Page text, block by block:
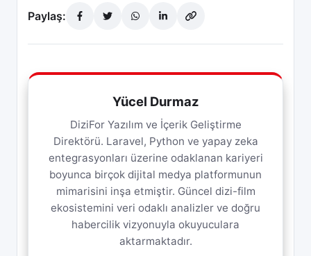
Paylaş:
Yücel Durmaz
DiziFor Yazılım ve İçerik Geliştirme
Direktörü. Laravel, Python ve yapay zeka
entegrasyonları üzerine odaklanan kariyeri
boyunca birçok dijital medya platformunun
mimarisini inşa etmiştir. Güncel dizi-film
ekosistemini veri odaklı analizler ve doğru
habercilik vizyonuyla okuyuculara
aktarmaktadır.